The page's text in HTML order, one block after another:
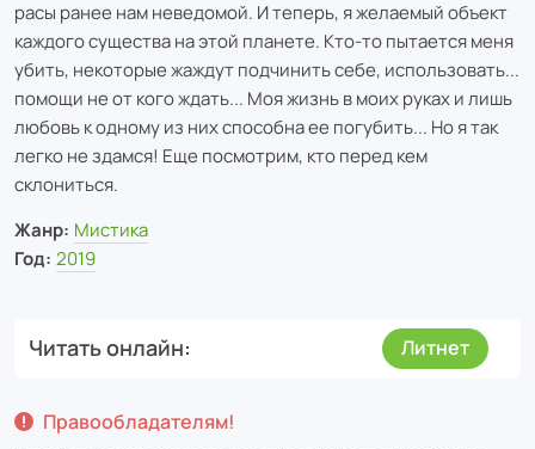
расы ранее нам неведомой. И теперь, я желаемый объект
каждого существа на этой планете. Кто-то пытается меня
убить, некоторые жаждут подчинить себе, использовать...
помощи не от кого ждать... Моя жизнь в моих руках и лишь
любовь к одному из них способна ее погубить... Но я так
легко не здамся! Еще посмотрим, кто перед кем
склониться.
Жанр: Мистика
Год: 2019
Читать онлайн Литнет
Правообладателям!